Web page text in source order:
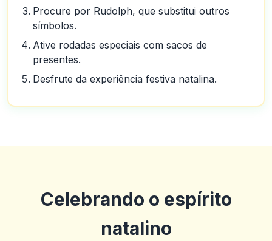
Procure por Rudolph, que substitui outros
símbolos.
Ative rodadas especiais com sacos de
presentes.
Desfrute da experiência festiva natalina.
Celebrando o espírito
natalino